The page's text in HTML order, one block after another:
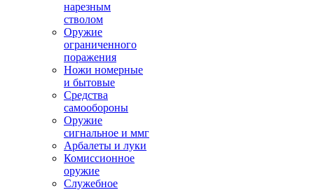
нарезным
стволом
Оружие
ограниченного
поражения
Ножи номерные
и бытовые
Средства
самообороны
Оружие
сигнальное и ммг
Арбалеты и луки
Комиссионное
оружие
Служебное